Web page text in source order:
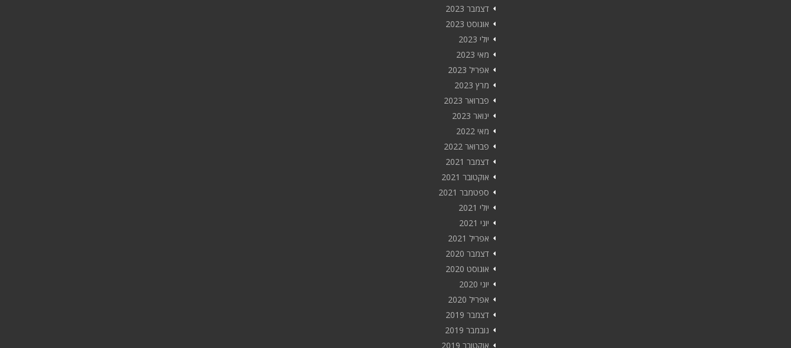
דצמבר 2023
אוגוסט 2023
יולי 2023
מאי 2023
אפריל 2023
מרץ 2023
פברואר 2023
ינואר 2023
מאי 2022
פברואר 2022
דצמבר 2021
אוקטובר 2021
ספטמבר 2021
יולי 2021
יוני 2021
אפריל 2021
דצמבר 2020
אוגוסט 2020
יוני 2020
אפריל 2020
דצמבר 2019
נובמבר 2019
אוקטובר 2019